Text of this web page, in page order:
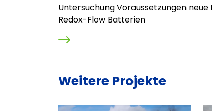
Untersuchung Voraussetzungen
Redox-Flow Batterien
Weitere Projekte